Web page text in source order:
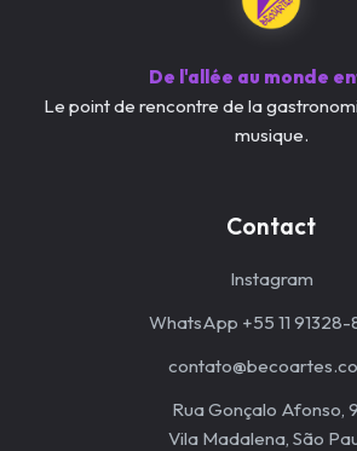
De l'allée au monde
Le point de rencontre de la
musique.
Contact
Instagram
WhatsApp +55 11
Rua Gonçalo Afonso,
Vila Madalena, São